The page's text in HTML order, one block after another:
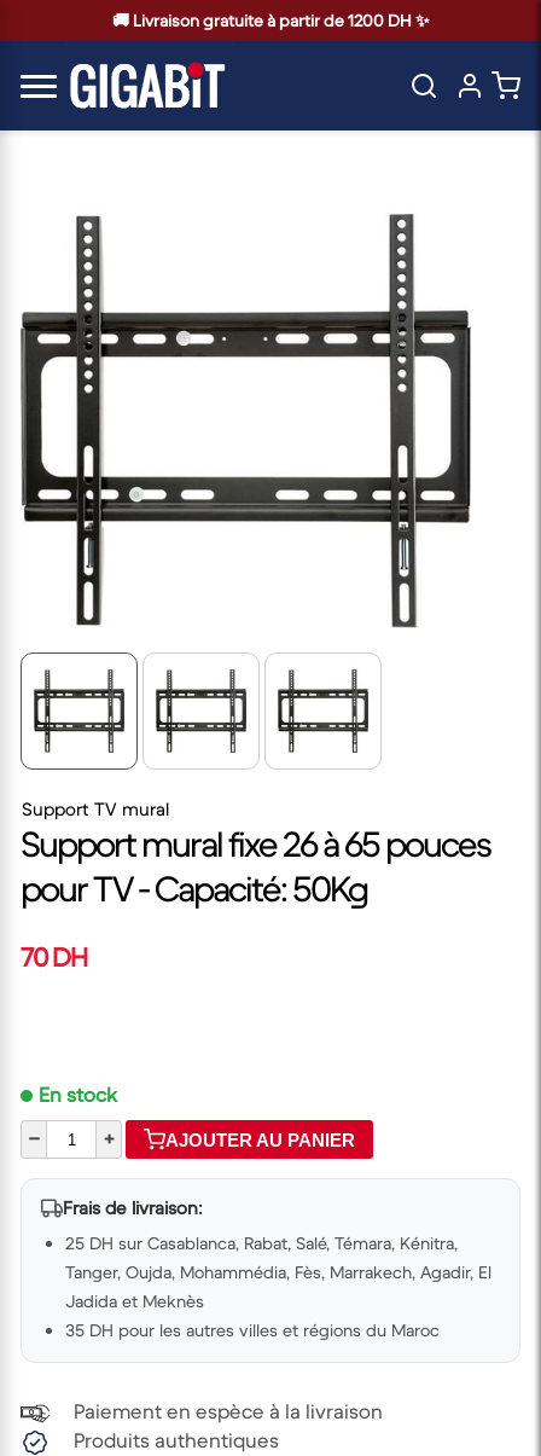
🚚 Livraison gratuite à partir de 1200 DH ✨
Support TV mural
Support mural fixe 26 à 65 pouces
pour TV - Capacité: 50Kg
70 DH
En stock
–
+ AJOUTER AU PANIER
Frais de livraison:
25 DH sur Casablanca, Rabat, Salé, Témara, Kénitra,
Tanger, Oujda, Mohammédia, Fès, Marrakech, Agadir, El
Jadida et Meknès
35 DH pour les autres villes et régions du Maroc
Paiement en espèce à la livraison
Produits authentiques